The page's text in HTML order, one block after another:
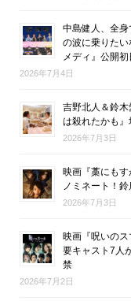
中島健人、全身
の波に乗りた
メディ』公開
2026年7月4日
吉野北人＆鈴
は殺れたかも
2026年7月3日
映画『藁にも
ノミネート！
2026年7月3日
映画『呪いの
要キャスト7人
禁
2026年7月2日